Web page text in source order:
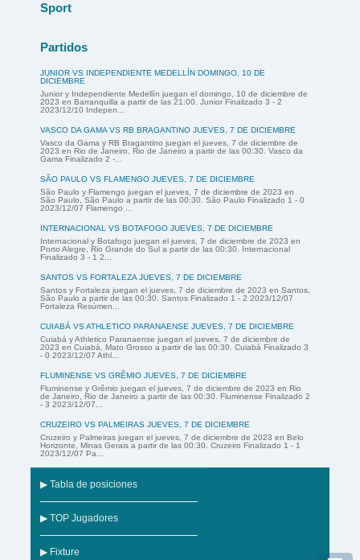
Sport
Partidos
JUNIOR VS INDEPENDIENTE MEDELLÍN DOMINGO, 10 DE
DICIEMBRE
Junior y Independiente Medellín juegan el domingo, 10 de diciembre de
2023 en Barranquilla a partir de las 21:00. Junior Finalizado 3 - 2
2023/12/10 Indepen...
VASCO DA GAMA VS RB BRAGANTINO JUEVES, 7 DE DICIEMBRE
Vasco da Gama y RB Bragantino juegan el jueves, 7 de diciembre de
2023 en Rio de Janeiro, Rio de Janeiro a partir de las 00:30. Vasco da
Gama Finalizado 2 -...
SÃO PAULO VS FLAMENGO JUEVES, 7 DE DICIEMBRE
São Paulo y Flamengo juegan el jueves, 7 de diciembre de 2023 en
São Paulo, São Paulo a partir de las 00:30. São Paulo Finalizado 1 - 0
2023/12/07 Flamengo ...
INTERNACIONAL VS BOTAFOGO JUEVES, 7 DE DICIEMBRE
Internacional y Botafogo juegan el jueves, 7 de diciembre de 2023 en
Porto Alegre, Rio Grande do Sul a partir de las 00:30. Internacional
Finalizado 3 - 1 2...
SANTOS VS FORTALEZA JUEVES, 7 DE DICIEMBRE
Santos y Fortaleza juegan el jueves, 7 de diciembre de 2023 en Santos,
São Paulo a partir de las 00:30. Santos Finalizado 1 - 2 2023/12/07
Fortaleza Resúmen...
CUIABÁ VS ATHLETICO PARANAENSE JUEVES, 7 DE DICIEMBRE
Cuiabá y Athletico Paranaense juegan el jueves, 7 de diciembre de
2023 en Cuiabá, Mato Grosso a partir de las 00:30. Cuiabá Finalizado 3
- 0 2023/12/07 Athl...
FLUMINENSE VS GRÊMIO JUEVES, 7 DE DICIEMBRE
Fluminense y Grêmio juegan el jueves, 7 de diciembre de 2023 en Rio
de Janeiro, Rio de Janeiro a partir de las 00:30. Fluminense Finalizado 2
- 3 2023/12/07...
CRUZEIRO VS PALMEIRAS JUEVES, 7 DE DICIEMBRE
Cruzeiro y Palmeiras juegan el jueves, 7 de diciembre de 2023 en Belo
Horizonte, Minas Gerais a partir de las 00:30. Cruzeiro Finalizado 1 - 1
2023/12/07 Pa...
▶ Tabla de posiciones
▶ TOP Jugadores
▶ Fixture